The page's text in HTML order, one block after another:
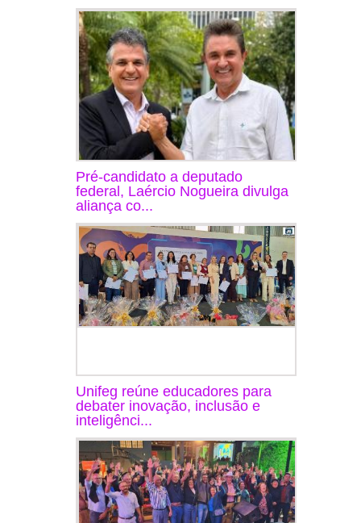
Pré-candidato a deputado
federal, Laércio Nogueira divulga
aliança co...
Unifeg reúne educadores para
debater inovação, inclusão e
inteligênci...